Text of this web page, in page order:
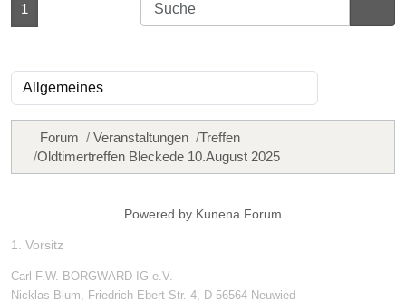
1
Forum Veranstaltungen
Treffen
Oldtimertreffen Bleckede 10.August 2025
Powered by Kunena Forum
1. Vorsitz
Carl F.W. BORGWARD IG e.V.
Nicklas Blum, Friedrich-Ebert-Str. 4, D-56564 Neuwied